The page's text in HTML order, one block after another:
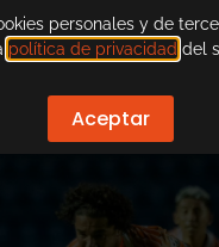
personales y de
política de privacidad del
Aceptar